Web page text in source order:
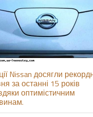
Nissan досягли
за останні 15 років
оптимістичним